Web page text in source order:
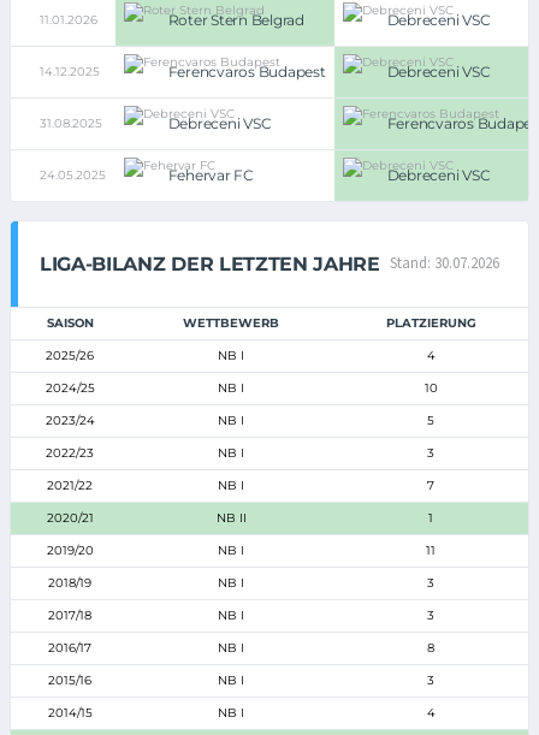
11.01.2026 Roter Stern Belgrad Debreceni VSC
14.12.2025 Ferencvaros Budapest Debreceni VSC
31.08.2025 Debreceni VSC Ferencvaros
24.05.2025 Fehervar FC Debreceni VSC
LIGA-BILANZ DER LETZTEN JAHRE Stand: 30.07.2026
SAISON WETTBEWERB PLATZIERUNG
2025/26 NB I 4
2024/25 NB I 10
2023/24 NB I 5
2022/23 NB I 3
2021/22 NB I 7
2020/21 NB II 1
2019/20 NB I 11
2018/19 NB I 3
2017/18 NB I 3
2016/17 NB I 8
2015/16 NB I 3
2014/15 NB I 4